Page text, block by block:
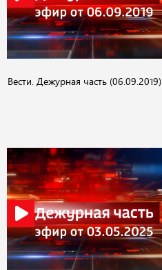
Вести. Дежурная часть (06.09.2019)